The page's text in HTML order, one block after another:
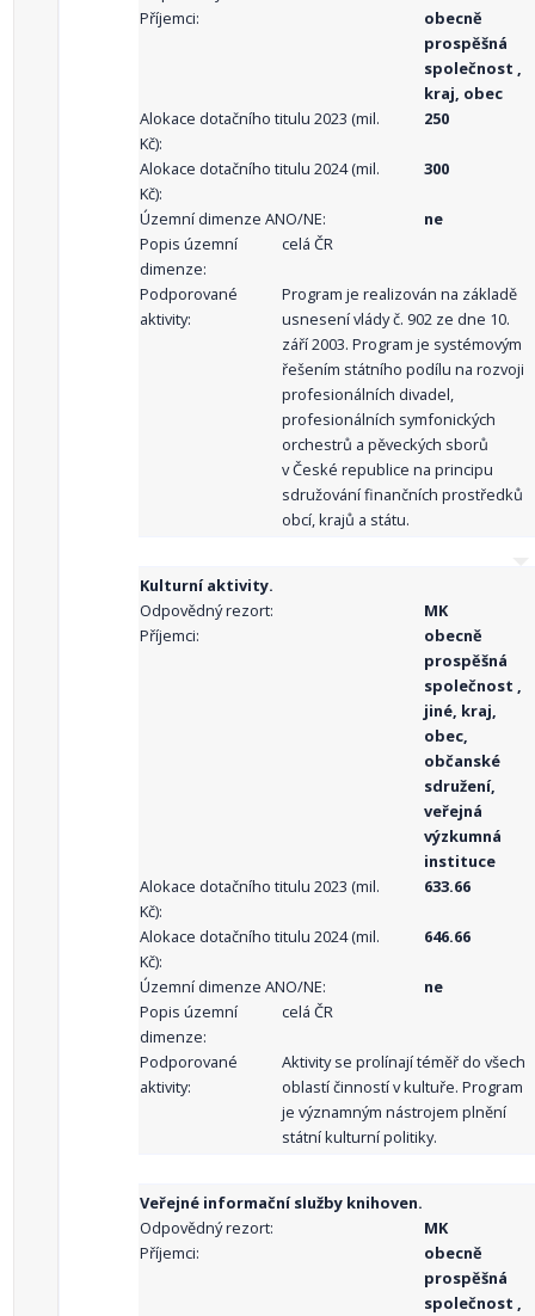
Příjemci:
obecně
prospěšná
společnost ,
kraj, obec
Alokace dotačního titulu 2023 (mil.
Kč):
250
Alokace dotačního titulu 2024 (mil.
Kč):
300
Územní dimenze ANO/NE:
ne
Popis územní
dimenze:
celá ČR
Podporované
aktivity:
Program je realizován na základě
usnesení vlády č. 902 ze dne 10.
září 2003. Program je systémovým
řešením státního podílu na rozvoji
profesionálních divadel,
profesionálních symfonických
orchestrů a pěveckých sborů
v České republice na principu
sdružování finančních prostředků
obcí, krajů a státu.
Kulturní aktivity.
Odpovědný rezort:
MK
Příjemci:
obecně
prospěšná
společnost ,
jiné, kraj,
obec,
občanské
sdružení,
veřejná
výzkumná
instituce
Alokace dotačního titulu 2023 (mil.
Kč):
633.66
Alokace dotačního titulu 2024 (mil.
Kč):
646.66
Územní dimenze ANO/NE:
ne
Popis územní
dimenze:
celá ČR
Podporované
aktivity:
Aktivity se prolínají téměř do všech
oblastí činností v kultuře. Program
je významným nástrojem plnění
státní kulturní politiky.
Veřejné informační služby knihoven.
Odpovědný rezort:
MK
Příjemci:
obecně
prospěšná
společnost ,